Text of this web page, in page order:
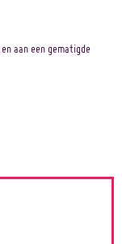
en aan een gematigde